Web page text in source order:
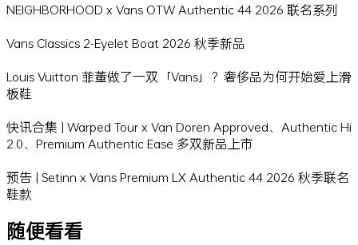
NEIGHBORHOOD x Vans OTW Authentic 44 2026 联名系列
Vans Classics 2-Eyelet Boat 2026 秋季新品
Louis Vuitton 菲董做了一双「Vans」？奢侈品为何开始爱上滑
板鞋
快讯合集 | Warped Tour x Van Doren Approved、Authentic Hi
2.0、Premium Authentic Ease 多双新品上市
预告 | Setinn x Vans Premium LX Authentic 44 2026 秋季联名
鞋款
随便看看